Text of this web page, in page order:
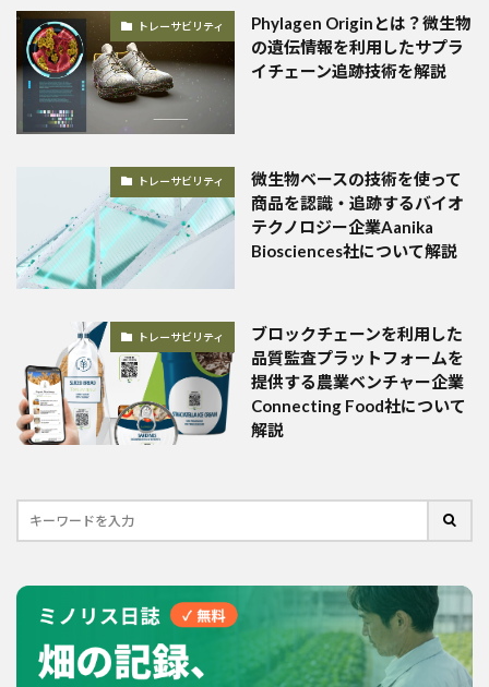
トレーサビリティ
Phylagen Originとは？微生物
の遺伝情報を利用したサプラ
イチェーン追跡技術を解説
トレーサビリティ
微生物ベースの技術を使って
商品を認識・追跡するバイオ
テクノロジー企業Aanika
Biosciences社について解説
トレーサビリティ
ブロックチェーンを利用した
品質監査プラットフォームを
提供する農業ベンチャー企業
Connecting Food社について
解説